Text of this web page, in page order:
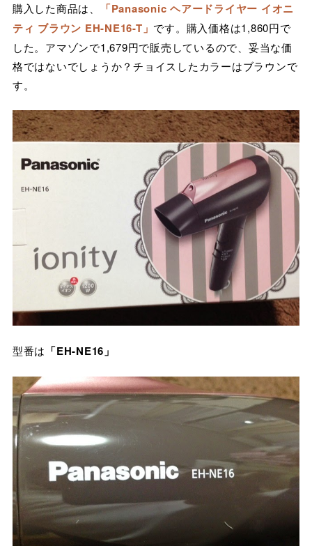
購入した商品は、
「Panasonic ヘアードライヤー イオニ
ティ ブラウン EH-NE16-T」 です。購入価格は1,860円で
した。アマゾンで1,679円で販売しているので、妥当な価
格ではないでしょうか？チョイスしたカラーはブラウンで
す。
型番は 「EH-NE16」